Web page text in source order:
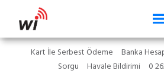
Kart İle Serbest Ödeme Banka
Sorgu
Havale Bildirimi 0